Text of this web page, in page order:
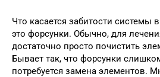
Что касается забитости системы
это форсунки. Обычно, для
достаточно просто почистить
Бывает так, что форсунки
потребуется замена элементов.